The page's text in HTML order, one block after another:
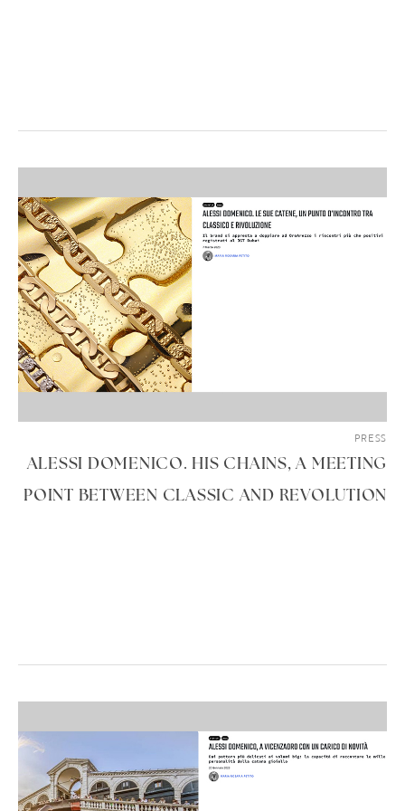
PRESS
ALESSI DOMENICO. HIS CHAINS, A MEETING
POINT BETWEEN CLASSIC AND REVOLUTION